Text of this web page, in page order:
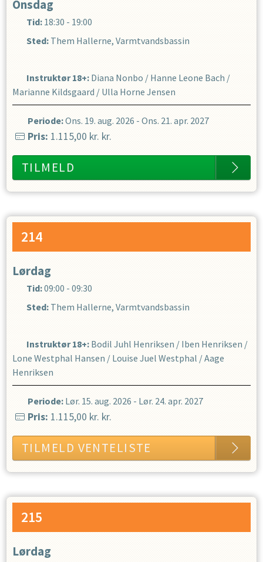
Onsdag
Tid: 18:30 - 19:00
Sted: Them Hallerne, Varmtvandsbassin
Instruktør 18+: Diana Nonbo / Hanne Leone Bach /
Marianne Kildsgaard / Ulla Horne Jensen
Periode:Ons. 19. aug. 2026 - Ons. 21. apr. 2027
Pris: 1.115,00 kr. kr.
TILMELD
214
Lørdag
Tid:09:00 - 09:30
Sted: Them Hallerne, Varmtvandsbassin
Instruktør 18+: Bodil Juhl Henriksen / Iben Henriksen /
Lone Westphal Hansen / Louise Juel Westphal /Aage
Henriksen
Periode: Lør. 15. aug. 2026 - Lør. 24. apr. 2027
Pris: 1.115,00 kr. kr.
TILMELD VENTELISTE
215
Lørdag